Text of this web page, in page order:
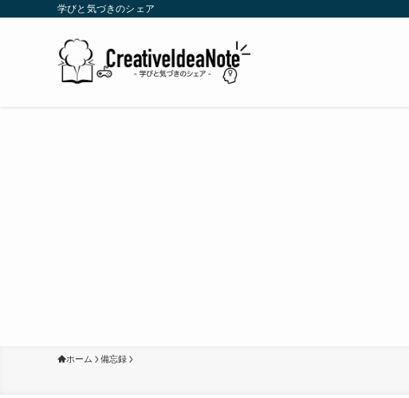
学びと気づきのシェア
ホーム 備忘録